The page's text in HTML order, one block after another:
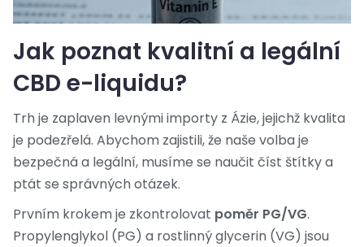
Jak poznat kvalitní a legální
CBD e-liquidu?
Trh je zaplaven levnými importy z Ázie, jejichž kvalita
je podezřelá. Abychom zajistili, že naše volba je
bezpečná a legální, musíme se naučit číst štítky a
ptát se správných otázek.
Prvním krokem je zkontrolovat poměr PG/VG.
Propylenglykol (PG) a rostlinný glycerin (VG) jsou